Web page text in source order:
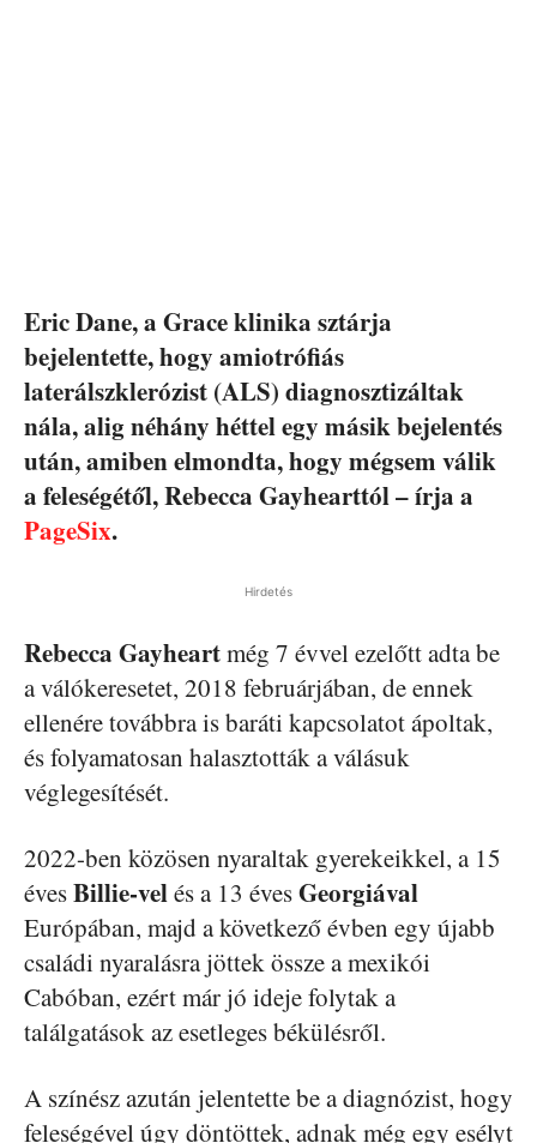
Eric Dane, a Grace klinika sztárja
bejelentette, hogy amiotrófiás
laterálszklerózist (ALS) diagnosztizáltak
nála, alig néhány héttel egy másik bejelentés
után, amiben elmondta, hogy mégsem válik
a feleségétől, Rebecca Gayhearttól – írja a
PageSix.
Hirdetés
Rebecca Gayheartmég 7 évvel ezelőtt adta be
a válókeresetet, 2018 februárjában, de ennek
ellenére továbbra is baráti kapcsolatot ápoltak,
és folyamatosan halasztották a válásuk
véglegesítését.
2022-ben közösen nyaraltak gyerekeikkel, a 15
évesBillie-velés a 13 évesGeorgiával
Európában, majd a következő évben egy újabb
családi nyaralásra jöttek össze a mexikói
Cabóban, ezért már jó ideje folytak a
találgatások az esetleges békülésről.
A színész azután jelentette be a diagnózist, hogy
feleségével úgy döntöttek, adnak még egy esélyt